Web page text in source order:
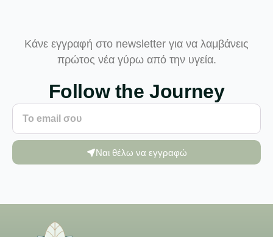
Κάνε εγγραφή στο newsletter για να λαμβάνεις
πρώτος νέα γύρω από την υγεία.
Follow the Journey
Ναι θέλω να εγγραφώ